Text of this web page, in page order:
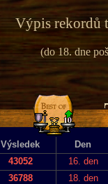
Výpis rekordů
(do 18. dne
Výsledek Den
43052 16. den
36788 18. den